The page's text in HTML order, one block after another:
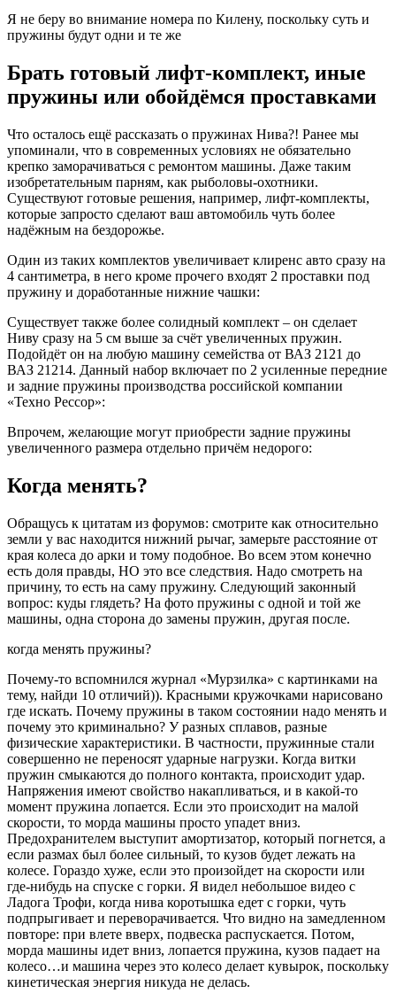
Я не беру во внимание номера по Килену, поскольку суть и
пружины будут одни и те же
Брать готовый лифт-комплект, иные
пружины или обойдёмся проставками
Что осталось ещё рассказать о пружинах Нива?! Ранее мы
упоминали, что в современных условиях не обязательно
крепко заморачиваться с ремонтом машины. Даже таким
изобретательным парням, как рыболовы-охотники.
Существуют готовые решения, например, лифт-комплекты,
которые запросто сделают ваш автомобиль чуть более
надёжным на бездорожье.
Один из таких комплектов увеличивает клиренс авто сразу на
4 сантиметра, в него кроме прочего входят 2 проставки под
пружину и доработанные нижние чашки:
Существует также более солидный комплект – он сделает
Ниву сразу на 5 см выше за счёт увеличенных пружин.
Подойдёт он на любую машину семейства от ВАЗ 2121 до
ВАЗ 21214. Данный набор включает по 2 усиленные передние
и задние пружины производства российской компании
«Техно Рессор»:
Впрочем, желающие могут приобрести задние пружины
увеличенного размера отдельно причём недорого:
Когда менять?
Обращусь к цитатам из форумов: смотрите как относительно
земли у вас находится нижний рычаг, замерьте расстояние от
края колеса до арки и тому подобное. Во всем этом конечно
есть доля правды, НО это все следствия. Надо смотреть на
причину, то есть на саму пружину. Следующий законный
вопрос: куды глядеть? На фото пружины с одной и той же
машины, одна сторона до замены пружин, другая после.
когда менять пружины?
Почему-то вспомнился журнал «Мурзилка» с картинками на
тему, найди 10 отличий)). Красными кружочками нарисовано
где искать. Почему пружины в таком состоянии надо менять и
почему это криминально? У разных сплавов, разные
физические характеристики. В частности, пружинные стали
совершенно не переносят ударные нагрузки. Когда витки
пружин смыкаются до полного контакта, происходит удар.
Напряжения имеют свойство накапливаться, и в какой-то
момент пружина лопается. Если это происходит на малой
скорости, то морда машины просто упадет вниз.
Предохранителем выступит амортизатор, который погнется, а
если размах был более сильный, то кузов будет лежать на
колесе. Гораздо хуже, если это произойдет на скорости или
где-нибудь на спуске с горки. Я видел небольшое видео с
Ладога Трофи, когда нива коротышка едет с горки, чуть
подпрыгивает и переворачивается. Что видно на замедленном
повторе: при влете вверх, подвеска распускается. Потом,
морда машины идет вниз, лопается пружина, кузов падает на
колесо…и машина через это колесо делает кувырок, поскольку
кинетическая энергия никуда не делась.